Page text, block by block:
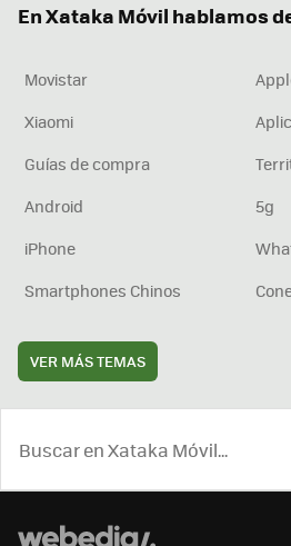
En Xataka Móvil hablamos
Movistar
Xiaomi
Guías de compra
Android
5g
iPhone
Smartphones Chinos
VER MÁS TEMAS